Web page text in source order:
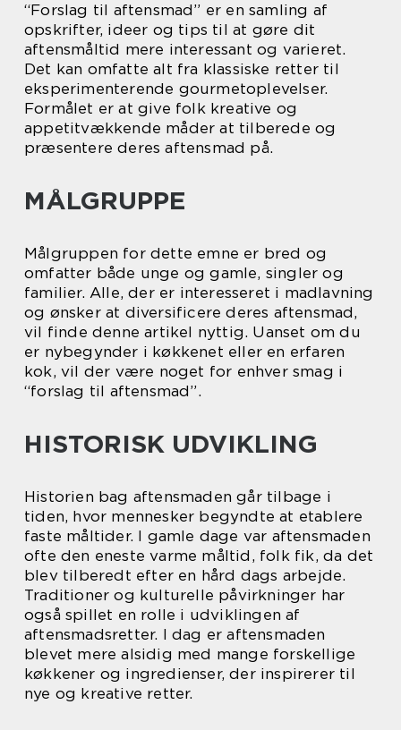
“Forslag til aftensmad” er en samling af
opskrifter, ideer og tips til at gøre dit
aftensmåltid mere interessant og varieret.
Det kan omfatte alt fra klassiske retter til
eksperimenterende gourmetoplevelser.
Formålet er at give folk kreative og
appetitvækkende måder at tilberede og
præsentere deres aftensmad på.
MÅLGRUPPE
Målgruppen for dette emne er bred og
omfatter både unge og gamle, singler og
familier. Alle, der er interesseret i madlavning
og ønsker at diversificere deres aftensmad,
vil finde denne artikel nyttig. Uanset om du
er nybegynder i køkkenet eller en erfaren
kok, vil der være noget for enhver smag i
“forslag til aftensmad”.
HISTORISK UDVIKLING
Historien bag aftensmaden går tilbage i
tiden, hvor mennesker begyndte at etablere
faste måltider. I gamle dage var aftensmaden
ofte den eneste varme måltid, folk fik, da det
blev tilberedt efter en hård dags arbejde.
Traditioner og kulturelle påvirkninger har
også spillet en rolle i udviklingen af
aftensmadsretter. I dag er aftensmaden
blevet mere alsidig med mange forskellige
køkkener og ingredienser, der inspirerer til
nye og kreative retter.